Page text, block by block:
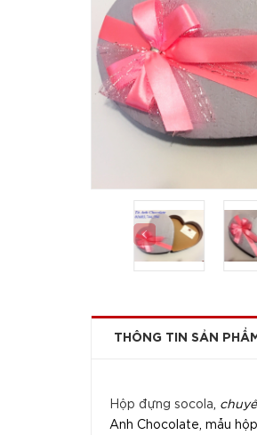
THÔNG TIN SẢN PHẨM
Hộp đựng socola
Anh Chocolate, mẫu